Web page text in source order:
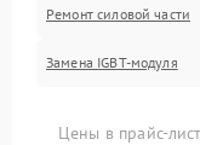
Ремонт силовой части
Замена IGBT-модуля
Цены в прайс-